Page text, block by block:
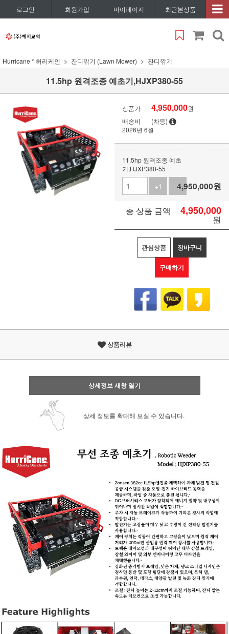
로그인 회원가입 마이페이지 최근본상품
Hurricane * 허리케인 잔디깎기 (Lawn Mower) 잔디깎기
11.5hp 원격조종 예초기,HJXP380-55
상품가 4,950,000원
배송비
(차등)
2026년 6월
11.5hp 원격조종 예초
기,HJXP380-55
+1
-14,950,000원
총 상품 금액 4,950,000
원
관심상품 장바구니
구매하기
상품리뷰
상세정보 새창 열기
상세 정보를 확대해 보실 수 있습니다.